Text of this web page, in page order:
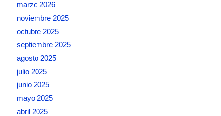
marzo 2026
noviembre 2025
octubre 2025
septiembre 2025
agosto 2025
julio 2025
junio 2025
mayo 2025
abril 2025